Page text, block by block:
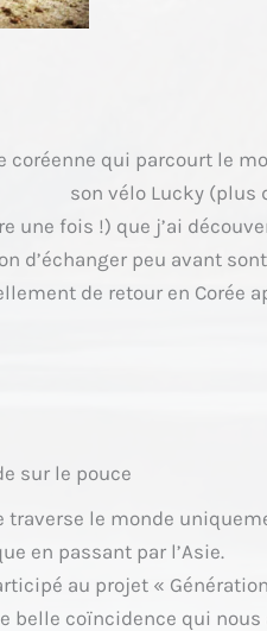
coréenne qui parcourt le
son vélo Lucky (plus
une fois !) que j’ai
d’échanger peu avant
de retour en Corée
sur le pouce
traverse le monde
en passant par l’Asie.
au projet «
belle coïncidence qui